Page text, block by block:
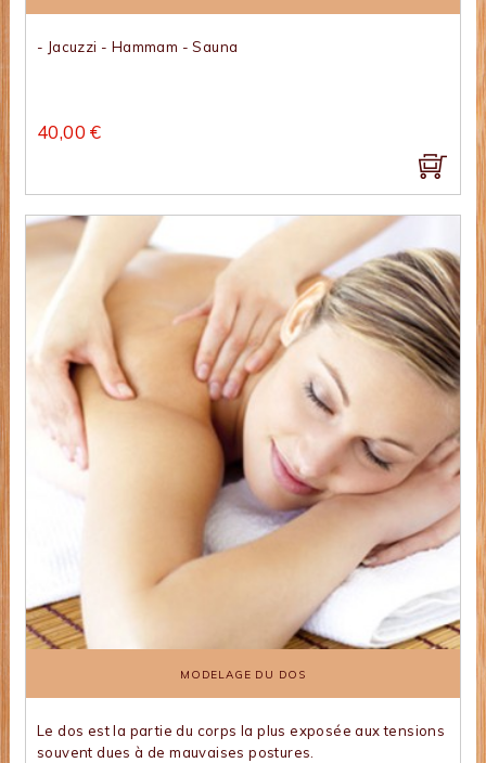
- Jacuzzi - Hammam - Sauna
40,00 €
MODELAGE DU DOS
Le dos est la partie du corps la plus exposée aux tensions
souvent dues à de mauvaises postures.